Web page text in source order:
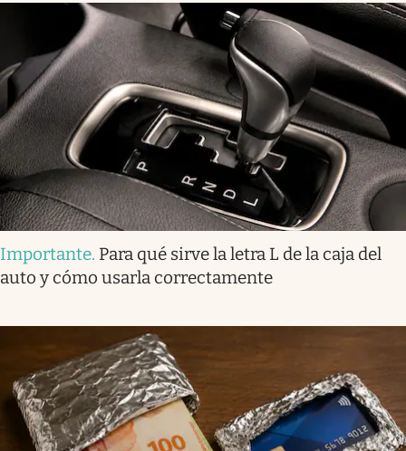
Importante. Para qué sirve la letra L de la caja del
auto y cómo usarla correctamente